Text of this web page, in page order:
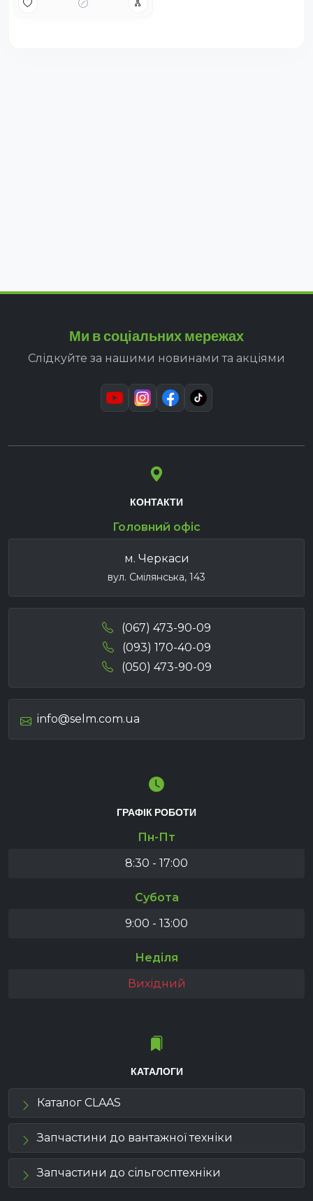
Ми в соціальних мережах
Слідкуйте за нашими новинами та акціями
КОНТАКТИ
Головний офіс
м. Черкаси
вул. Смілянська, 143
(067) 473-90-09
(093) 170-40-09
(050) 473-90-09
info@selm.com.ua
ГРАФІК РОБОТИ
Пн-Пт
8:30 - 17:00
Субота
9:00 - 13:00
Неділя
Вихідний
КАТАЛОГИ
Каталог CLAAS
Запчастини до вантажної техніки
Запчастини до сільгосптехніки